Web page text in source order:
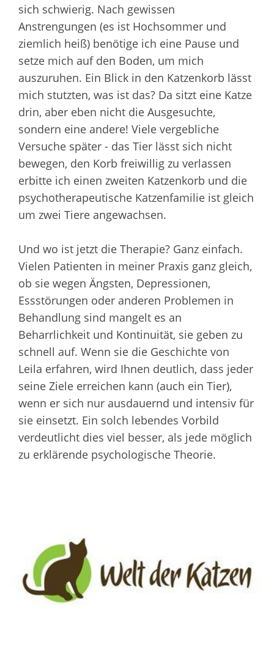
sich schwierig. Nach gewissen
Anstrengungen (es ist Hochsommer und
ziemlich heiß) benötige ich eine Pause und
setze mich auf den Boden, um mich
auszuruhen. Ein Blick in den Katzenkorb lässt
mich stutzten, was ist das? Da sitzt eine Katze
drin, aber eben nicht die Ausgesuchte,
sondern eine andere! Viele vergebliche
Versuche später - das Tier lässt sich nicht
bewegen, den Korb freiwillig zu verlassen
erbitte ich einen zweiten Katzenkorb und die
psychotherapeutische Katzenfamilie ist gleich
um zwei Tiere angewachsen.
Und wo ist jetzt die Therapie? Ganz einfach.
Vielen Patienten in meiner Praxis ganz gleich,
ob sie wegen Ängsten, Depressionen,
Essstörungen oder anderen Problemen in
Behandlung sind mangelt es an
Beharrlichkeit und Kontinuität, sie geben zu
schnell auf. Wenn sie die Geschichte von
Leila erfahren, wird Ihnen deutlich, dass jeder
seine Ziele erreichen kann (auch ein Tier),
wenn er sich nur ausdauernd und intensiv für
sie einsetzt. Ein solch lebendes Vorbild
verdeutlicht dies viel besser, als jede möglich
zu erklärende psychologische Theorie.